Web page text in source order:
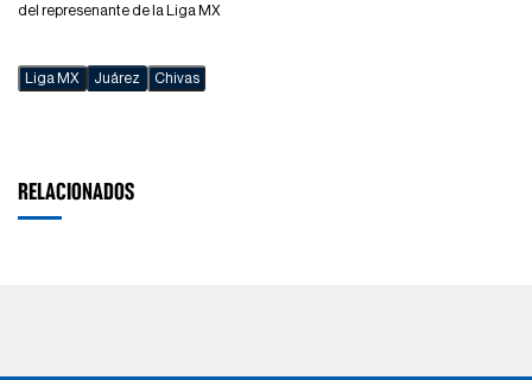
del represenante de la Liga MX
Liga MX Juárez Chivas
RELACIONADOS